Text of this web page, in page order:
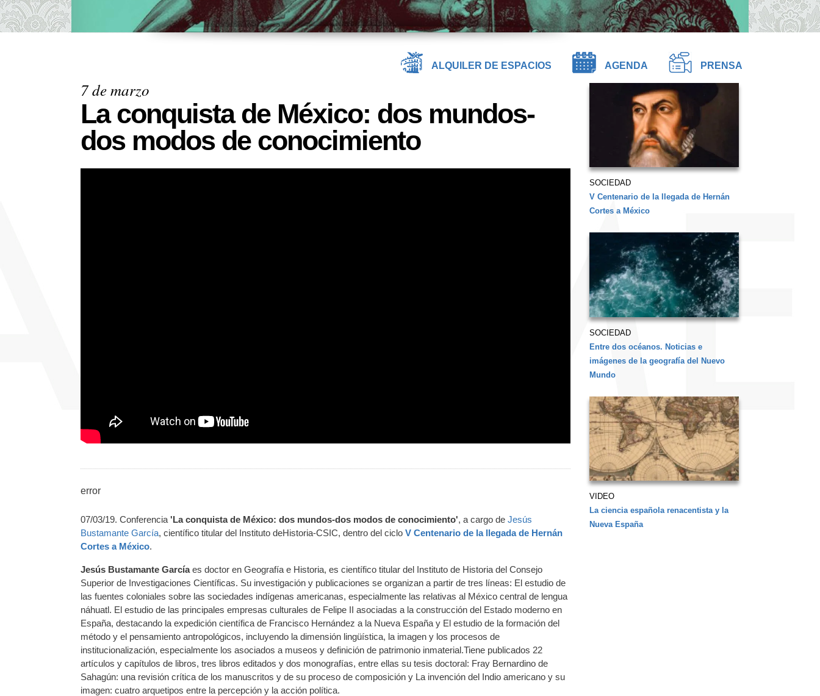
ALQUILER DE ESPACIOS AGENDA PRENSA
7 de marzo
La conquista de México: dos mundos-
dos modos de conocimiento
error
07/03/19. Conferencia 'La conquista de México: dos mundos-dos modos de conocimiento', a cargo de Jesús
Bustamante García, científico titular del Instituto deHistoria-CSIC, dentro del ciclo V Centenario de la llegada de Hernán
Cortes a México.
Jesús Bustamante García es doctor en Geografía e Historia, es científico titular del Instituto de Historia del Consejo
Superior de Investigaciones Científicas. Su investigación y publicaciones se organizan a partir de tres líneas: El estudio de
las fuentes coloniales sobre las sociedades indígenas americanas, especialmente las relativas al México central de lengua
náhuatl. El estudio de las principales empresas culturales de Felipe II asociadas a la construcción del Estado moderno en
España, destacando la expedición científica de Francisco Hernández a la Nueva España y El estudio de la formación del
método y el pensamiento antropológicos, incluyendo la dimensión lingüística, la imagen y los procesos de
institucionalización, especialmente los asociados a museos y definición de patrimonio inmaterial.Tiene publicados 22
artículos y capítulos de libros, tres libros editados y dos monografías, entre ellas su tesis doctoral: Fray Bernardino de
Sahagún: una revisión crítica de los manuscritos y de su proceso de composición y La invención del Indio americano y su
imagen: cuatro arquetipos entre la percepción y la acción política.
SOCIEDAD
V Centenario de la llegada de Hernán
Cortes a México
SOCIEDAD
Entre dos océanos. Noticias e
imágenes de la geografía del Nuevo
Mundo
VIDEO
La ciencia española renacentista y la
Nueva España